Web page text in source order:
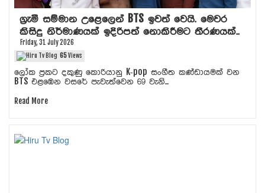
ග්‍රැමී සම්මාන උළෙලෙන් BTS ඉවත් වෙයි. මෙවර
කිසිදු නිර්මාණයක් ඉදිරිපත් නොකිරීමට තීරණයක්..
Friday, 31 July 2026
65Views
ලෝක ප්‍රකට දකුණු කොරියානු K-pop සංගීත කණ්ඩායමක් වන
BTS එළඹෙන වසරේ පැවැත්වෙන 69 වැනි...
Read More